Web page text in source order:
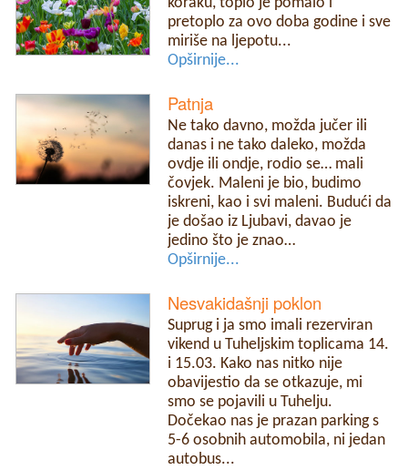
koraku, toplo je pomalo i
pretoplo za ovo doba godine i sve
miriše na ljepotu...
Opširnije...
Patnja
Ne tako davno, možda jučer ili
danas i ne tako daleko, možda
ovdje ili ondje, rodio se… mali
čovjek. Maleni je bio, budimo
iskreni, kao i svi maleni. Budući da
je došao iz Ljubavi, davao je
jedino što je znao…
Opširnije...
Nesvakidašnji poklon
Suprug i ja smo imali rezerviran
vikend u Tuheljskim toplicama 14.
i 15.03. Kako nas nitko nije
obavijestio da se otkazuje, mi
smo se pojavili u Tuhelju.
Dočekao nas je prazan parking s
5-6 osobnih automobila, ni jedan
autobus...